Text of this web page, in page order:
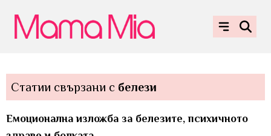
Статии свързани с белези
Емоционална изложба за белезите, психичното